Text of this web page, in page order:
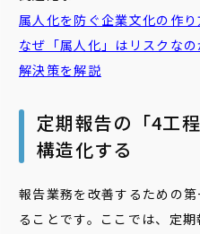
属人化を防ぐ企業文化の作
なぜ「属人化」はリスクな
解決策を解説
定期報告の「4工
構造化する
報告業務を改善するための
ることです。ここでは、定